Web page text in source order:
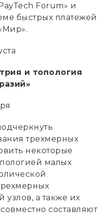
Forum» и
быстрых платежей
и топология
трехмерных
некоторые
малых
узлов, а также их
составляют